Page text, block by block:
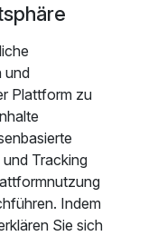
Restaurant-
und
Plattform zu
Tracking
Indem
Sie sich